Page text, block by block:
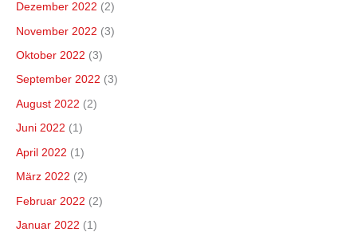
Dezember 2022 (2)
November 2022 (3)
Oktober 2022 (3)
September 2022 (3)
August 2022 (2)
Juni 2022 (1)
April 2022 (1)
März 2022 (2)
Februar 2022 (2)
Januar 2022 (1)